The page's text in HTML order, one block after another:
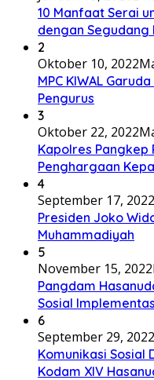
10 Manfaat Serai
dengan Segudang
2
Oktober 10, 2022
MPC KIWAL
Pengurus
3
Oktober 22, 2022
Kapolres Pangkep
Penghargaan
4
September 17, 2022
Presiden Joko
Muhammadiyah
5
November 15, 2022
Pangdam
Sosial
6
September 29, 2022
Komunikasi Sosial
Kodam XIV